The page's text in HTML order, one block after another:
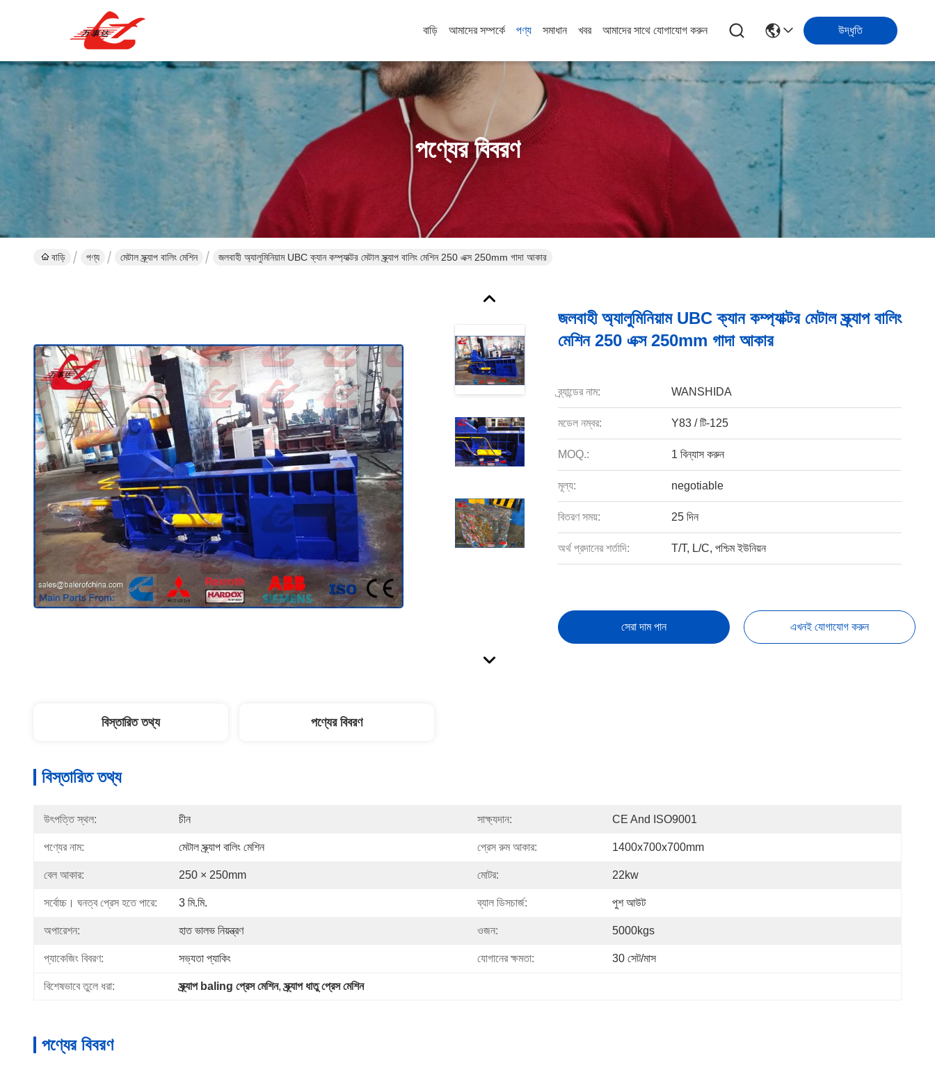
বাড়ি আমাদের সম্পর্কে পণ্য সমাধান খবর আমাদের সাথে যোগাযোগ করুন উদ্ধৃতি
পণ্যের বিবরণ
বাড়ি পণ্য মেটাল স্ক্র্যাপ বালিং মেশিন জলবাহী অ্যালুমিনিয়াম UBC ক্যান কম্প্যাক্টর মেটাল স্ক্র্যাপ বালিং মেশিন 250 এক্স 250mm গাদা আকার
জলবাহী অ্যালুমিনিয়াম UBC ক্যান কম্প্যাক্টর মেটাল স্ক্র্যাপ বালিং
মেশিন 250 এক্স 250mm গাদা আকার
ব্র্যান্ডের নাম: WANSHIDA
মডেল নম্বর: Y83 / টি-125
MOQ.: 1 বিন্যাস করুন
মূল্য: negotiable
বিতরণ সময়: 25 দিন
অর্থ প্রদানের শর্তাদি: T/T, L/C, পশ্চিম ইউনিয়ন
সেরা দাম পান এখনই যোগাযোগ করুন
বিস্তারিত তথ্য পণ্যের বিবরণ
বিস্তারিত তথ্য
উৎপত্তি স্থল: চীন সাক্ষ্যদান: CE And ISO9001
পণ্যের নাম: মেটাল স্ক্র্যাপ বালিং মেশিন প্রেস রুম আকার: 1400x700x700mm
বেল আকার: 250 × 250mm মোটর: 22kw
সর্বোচ্চ। ঘনত্ব প্রেস হতে পারে: 3 মি.মি. ব্যাল ডিসচার্জ: পুশ আউট
অপারেশন: হাত ভালভ নিয়ন্ত্রণ ওজন: 5000kgs
প্যাকেজিং বিবরণ: সভ্যতা প্যাকিং যোগানের ক্ষমতা: 30 সেট/মাস
বিশেষভাবে তুলে ধরা: স্ক্র্যাপ baling প্রেস মেশিন, স্ক্র্যাপ ধাতু প্রেস মেশিন
পণ্যের বিবরণ